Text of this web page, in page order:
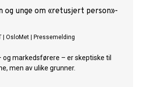
unge om «retusjert person»-
OsloMet Pressemelding
og markedsførere – er skeptiske til
men av ulike grunner.